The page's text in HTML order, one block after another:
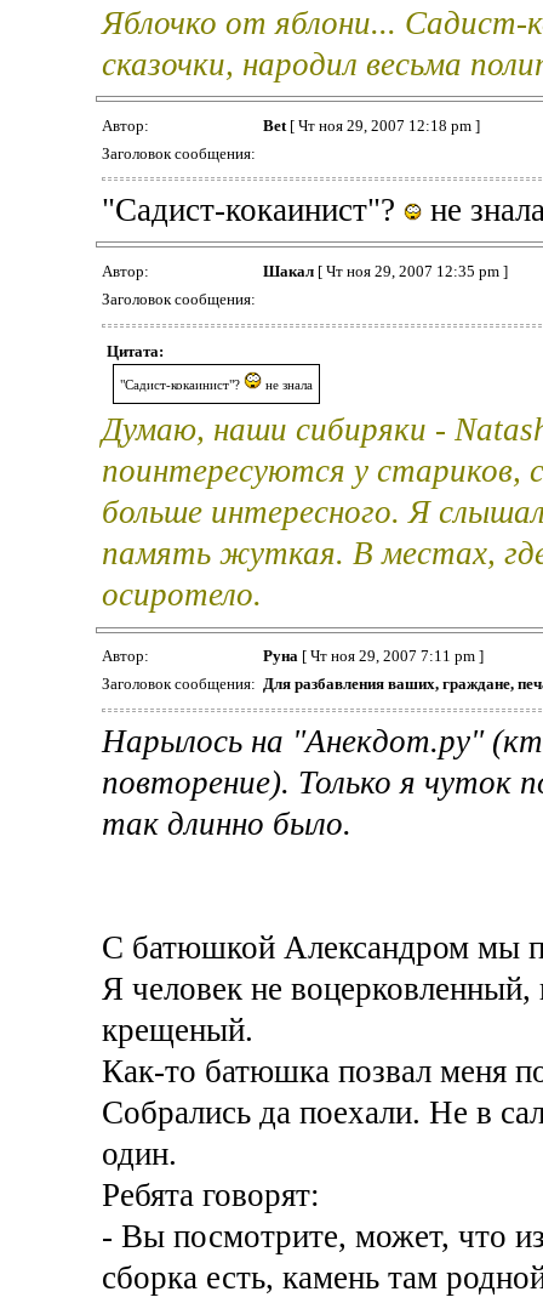
Яблочко от яблони...
сказочки, народил весьма
Автор: Bet[ Чт ноя 29, 2007 12:18 pm ]
Заголовок сообщения:
"Садист-кокаинист"? не
Автор: Шакал[ Чт ноя 29, 2007 12:35 pm ]
Заголовок сообщения:
Цитата:
"Садист-кокаинист"? не знала
Думаю, наши сибиряки -
поинтересуются у стариков,
больше интересного. Я
память жуткая. В местах,
осиротело.
Автор: Руна[ Чт ноя 29, 2007 7:11 pm ]
Заголовок сообщения: Для разбавления ваших, граждане,
Нарылось на "Анекдот.ру"
повторение). Только я чуток
так длинно было.
С батюшкой Александром мы
Я человек не
крещеный.
Как-то батюшка позвал меня
Собрались да поехали. Не в
один.
Ребята говорят:
- Вы посмотрите, может, что
сборка есть, камень там